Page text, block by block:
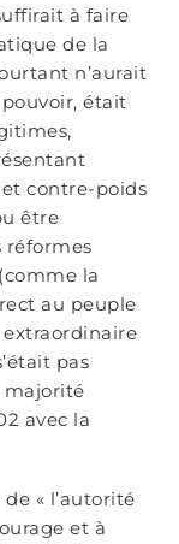
à faire
de la
n’aurait
était
contre-poids
être
réformes
la
au peuple
pas
majorité
avec la
« l’autorité
et à